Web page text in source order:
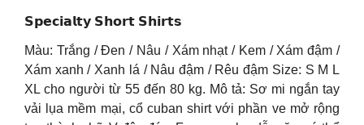
𝗦𝗽𝗲𝗰𝗶𝗮𝗹𝘁𝘆 𝗦𝗵𝗼𝗿𝘁 𝗦𝗵𝗶𝗿𝘁𝘀
Màu: Trắng / Đen / Nâu / Xám nhạt / Kem / Xám đậm /
Xám xanh / Xanh lá / Nâu đậm / Rêu đậm Size: S M L
XL cho người từ 55 đến 80 kg. Mô tả: Sơ mi ngắn tay
vải lụa mềm mại, cổ cuban shirt với phần ve mở rộng